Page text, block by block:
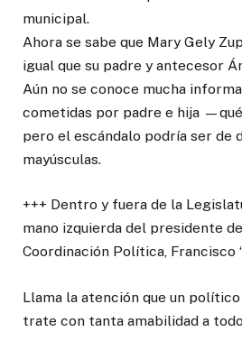
municipal.
Ahora se sabe que Mary Gely
igual que su padre y antecesor
Aún no se conoce mucha
cometidas por padre e hija
pero el escándalo podría ser de
mayúsculas.
+++ Dentro y fuera de la
mano izquierda del presidente
Coordinación Política, Francisco
Llama la atención que un
trate con tanta amabilidad a